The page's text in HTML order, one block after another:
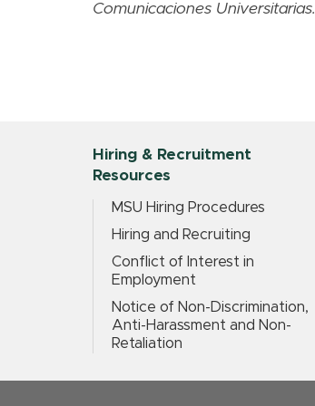
Comunicaciones Universitarias.
Hiring & Recruitment
Resources
MSU Hiring Procedures
Hiring and Recruiting
Conflict of Interest in
Employment
Notice of Non-Discrimination,
Anti-Harassment and Non-
Retaliation